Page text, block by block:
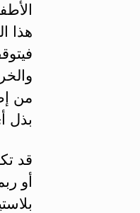
هذا
من
بذل
قد
أو